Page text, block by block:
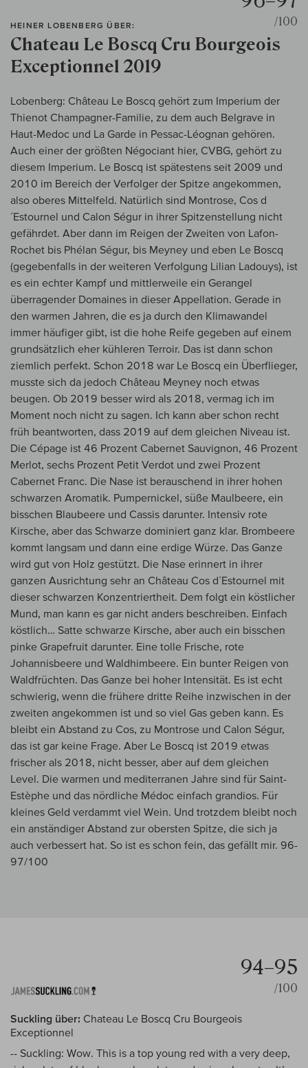
HEINER LOBENBERG ÜBER:
Chateau Le Boscq Cru Bourgeois
Exceptionnel 2019
/100
Lobenberg: Château Le Boscq gehört zum Imperium der
Thienot Champagner-Familie, zu dem auch Belgrave in
Haut-Medoc und La Garde in Pessac-Léognan gehören.
Auch einer der größten Négociant hier, CVBG, gehört zu
diesem Imperium. Le Boscq ist spätestens seit 2009 und
2010 im Bereich der Verfolger der Spitze angekommen,
also oberes Mittelfeld. Natürlich sind Montrose, Cos d
´Estournel und Calon Ségur in ihrer Spitzenstellung nicht
gefährdet. Aber dann im Reigen der Zweiten von Lafon-
Rochet bis Phélan Ségur, bis Meyney und eben Le Boscq
(gegebenfalls in der weiteren Verfolgung Lilian Ladouys), ist
es ein echter Kampf und mittlerweile ein Gerangel
überragender Domaines in dieser Appellation. Gerade in
den warmen Jahren, die es ja durch den Klimawandel
immer häufiger gibt, ist die hohe Reife gegeben auf einem
grundsätzlich eher kühleren Terroir. Das ist dann schon
ziemlich perfekt. Schon 2018 war Le Boscq ein Überflieger,
musste sich da jedoch Château Meyney noch etwas
beugen. Ob 2019 besser wird als 2018, vermag ich im
Moment noch nicht zu sagen. Ich kann aber schon recht
früh beantworten, dass 2019 auf dem gleichen Niveau ist.
Die Cépage ist 46 Prozent Cabernet Sauvignon, 46 Prozent
Merlot, sechs Prozent Petit Verdot und zwei Prozent
Cabernet Franc. Die Nase ist berauschend in ihrer hohen
schwarzen Aromatik. Pumpernickel, süße Maulbeere, ein
bisschen Blaubeere und Cassis darunter. Intensiv rote
Kirsche, aber das Schwarze dominiert ganz klar. Brombeere
kommt langsam und dann eine erdige Würze. Das Ganze
wird gut von Holz gestützt. Die Nase erinnert in ihrer
ganzen Ausrichtung sehr an Château Cos d´Estournel mit
dieser schwarzen Konzentriertheit. Dem folgt ein köstlicher
Mund, man kann es gar nicht anders beschreiben. Einfach
köstlich… Satte schwarze Kirsche, aber auch ein bisschen
pinke Grapefruit darunter. Eine tolle Frische, rote
Johannisbeere und Waldhimbeere. Ein bunter Reigen von
Waldfrüchten. Das Ganze bei hoher Intensität. Es ist echt
schwierig, wenn die frühere dritte Reihe inzwischen in der
zweiten angekommen ist und so viel Gas geben kann. Es
bleibt ein Abstand zu Cos, zu Montrose und Calon Ségur,
das ist gar keine Frage. Aber Le Boscq ist 2019 etwas
frischer als 2018, nicht besser, aber auf dem gleichen
Level. Die warmen und mediterranen Jahre sind für Saint-
Estèphe und das nördliche Médoc einfach grandios. Für
kleines Geld verdammt viel Wein. Und trotzdem bleibt noch
ein anständiger Abstand zur obersten Spitze, die sich ja
auch verbessert hat. So ist es schon fein, das gefällt mir. 96-
97/100
94–95
/100
Suckling über: Chateau Le Boscq Cru Bourgeois
Exceptionnel
-- Suckling: Wow. This is a top young red with a very deep,